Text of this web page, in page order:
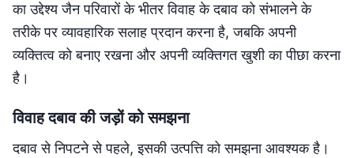
का उद्देश्य जैन परिवारों के भीतर विवाह के दबाव को संभालने के
तरीके पर व्यावहारिक सलाह प्रदान करना है, जबकि अपनी
व्यक्तित्व को बनाए रखना और अपनी व्यक्तिगत खुशी का पीछा करना
है।
विवाह दबाव की जड़ों को समझना
दबाव से निपटने से पहले, इसकी उत्पत्ति को समझना आवश्यक है।